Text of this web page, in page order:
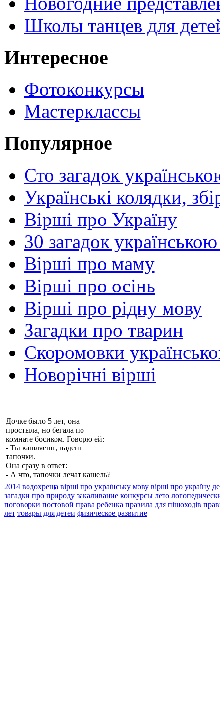
Школы танцев для
Интересное
Фотоконкурсы
Мастерклассы
Популярное
Сто загадок
Українські колядки,
Вірші про Україну
30 загадок
Вірші про маму
Вірші про осінь
Вірші про рідну мову
Загадки про тварин
Скоромовки
Новорічні вірші
Дочке было 5 лет, она
простыла, но бегала по
комнате босиком. Говорю ей:
- Ты кашляешь, надень
тапочки.
Она сразу в ответ:
- А что, тапочки лечат кашель?
2014 водохреща вірші про українську мову вірші про україну
загадки про природу закаливание конкурсы лето
поговорки постовой права ребенка правила для пішоходів
лет товары для детей физическое развитие